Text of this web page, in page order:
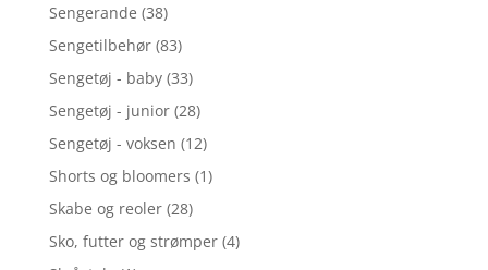
Sengerande (38)
Sengetilbehør (83)
Sengetøj - baby (33)
Sengetøj - junior (28)
Sengetøj - voksen (12)
Shorts og bloomers (1)
Skabe og reoler (28)
Sko, futter og strømper (4)